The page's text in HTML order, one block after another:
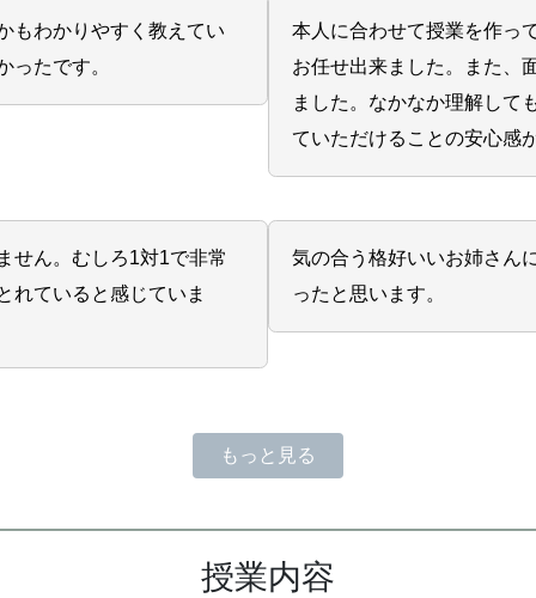
もわかりやすく教えてい
ったです。
本人に合わせて授業を作っ
お任せ出来ました。また、
ました。なかなか理解して
ていただけることの安心感
せん。むしろ1対1で非常
れていると感じていま
気の合う格好いいお姉さん
ったと思います。
もっと見る
授業内容